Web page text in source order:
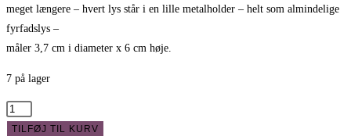
meget længere – hvert lys står i en lille metalholder – helt som almindelige
fyrfadslys –
måler 3,7 cm i diameter x 6 cm høje.
7 på lager
Lille
bloklys
TILFØJ TIL KURV